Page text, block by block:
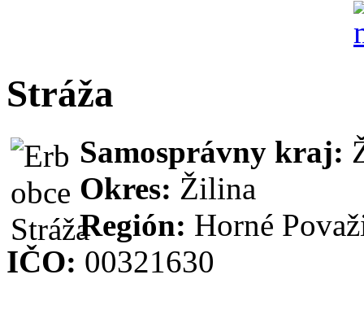
Stráža
Samosprávny kraj:
Okres: Žilina
Región: Horné
IČO: 00321630